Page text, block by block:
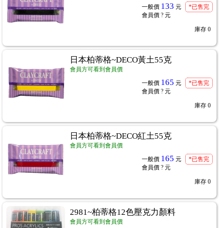
一般價 133 元
會員價 ? 元
*已售完
庫存 0
日本柏蒂格~DECO黃土55克
會員方可看到會員價
一般價 165 元
會員價 ? 元
*已售完
庫存 0
日本柏蒂格~DECO紅土55克
會員方可看到會員價
一般價 165 元
會員價 ? 元
*已售完
庫存 0
2981~柏蒂格12色壓克力顏料
會員方可看到會員價